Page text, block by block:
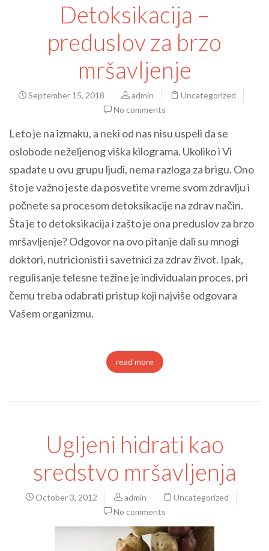
Detoksikacija –
preduslov za brzo
mršavljenje
September 15, 2018 admin
Uncategorized
No comments
Leto je na izmaku, a neki od nas nisu uspeli da se
oslobode neželjenog viška kilograma. Ukoliko i Vi
spadate u ovu grupu ljudi, nema razloga za brigu. Ono
što je važno jeste da posvetite vreme svom zdravlju i
počnete sa procesom detoksikacije na zdrav način.
Šta je to detoksikacija i zašto je ona preduslov za brzo
mršavljenje? Odgovor na ovo pitanje dali su mnogi
doktori, nutricionisti i savetnici za zdrav život. Ipak,
regulisanje telesne težine je individualan proces, pri
čemu treba odabrati pristup koji najviše odgovara
Vašem organizmu.
read more
Ugljeni hidrati kao
sredstvo mršavljenja
October 3, 2012 admin
Uncategorized
No comments